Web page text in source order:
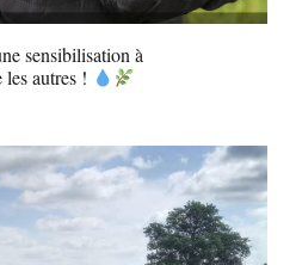
sensibilisation à
autres !